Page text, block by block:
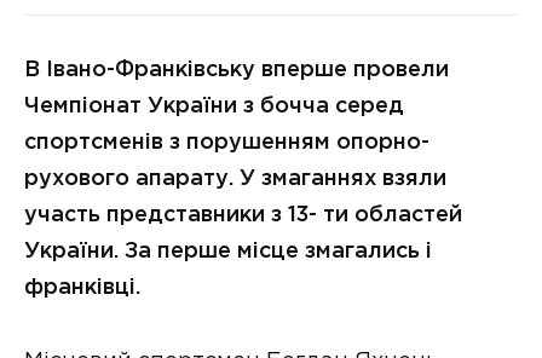
В Івано-Франківську вперше провели
Чемпіонат України з бочча серед
спортсменів з порушенням опорно-
рухового апарату. У змаганнях взяли
участь представники з 13- ти областей
України. За перше місце змагались і
франківці.